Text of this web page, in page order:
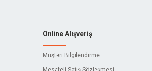
Online Alışveriş
Müşteri Bilgilendirme
Mesafeli Satış Sözleşmesi